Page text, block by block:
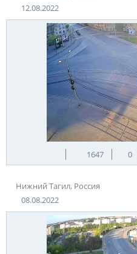
12.08.2022
1647 0
Нижний Тагил, Россия
08.08.2022